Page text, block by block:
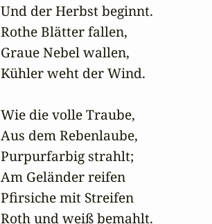
Und der Herbst beginnt.
Rothe Blätter fallen,
Graue Nebel wallen,
Kühler weht der Wind.
Wie die volle Traube,
Aus dem Rebenlaube,
Purpurfarbig strahlt;
Am Geländer reifen
Pfirsiche mit Streifen
Roth und weiß bemahlt.